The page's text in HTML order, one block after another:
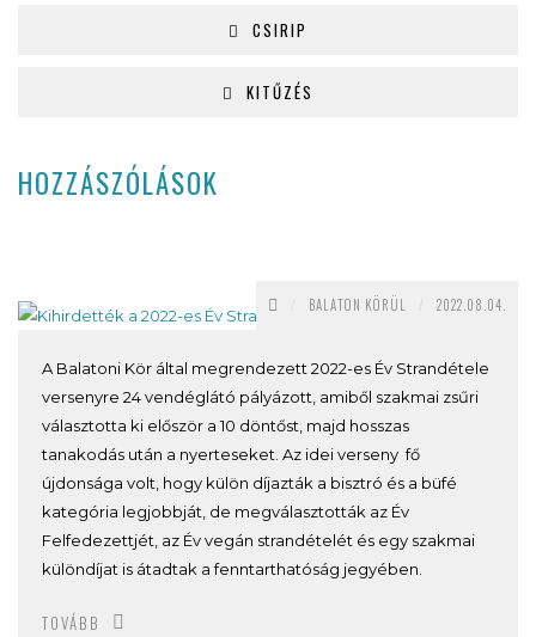
CSIRIP
KITŰZÉS
HOZZÁSZÓLÁSOK
BALATON KÖRÜL 2022.08.04.
A Balatoni Kör által megrendezett 2022-es Év Strandétele
versenyre 24 vendéglátó pályázott, amiből szakmai zsűri
választotta ki először a 10 döntőst, majd hosszas
tanakodás után a nyerteseket. Az idei verseny fő
újdonsága volt, hogy külön díjazták a bisztró és a büfé
kategória legjobbját, de megválasztották az Év
Felfedezettjét, az Év vegán strandételét és egy szakmai
különdíjat is átadtak a fenntarthatóság jegyében.
TOVÁBB